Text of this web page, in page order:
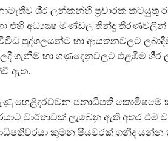
ශී‍්‍ර ලන්කන්හි ප‍්‍රචාරක කටයුතු
එහි අධ්‍යක්‍ෂ මණ්ඩල තීන්දු
පුද්ගලයන්ට හා ආයතනවලට
ගැනීම් හා ගණුදෙනුවලට එළඹීම
ඇත.
හෙළිදරව්වන ජනාධිපති කොමිෂමේ
වාර්තාවක් ලැබෙනු ඇති අතර එම
කුමන පියවරක් ගනීද